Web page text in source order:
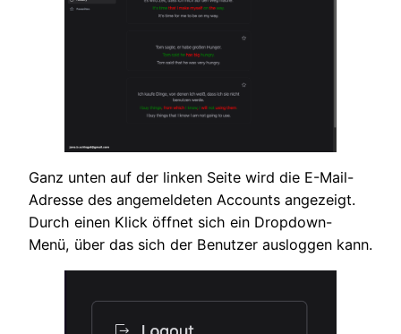
Ganz unten auf der linken Seite wird die E-Mail-
Adresse des angemeldeten Accounts angezeigt.
Durch einen Klick öffnet sich ein Dropdown-
Menü, über das sich der Benutzer ausloggen kann.